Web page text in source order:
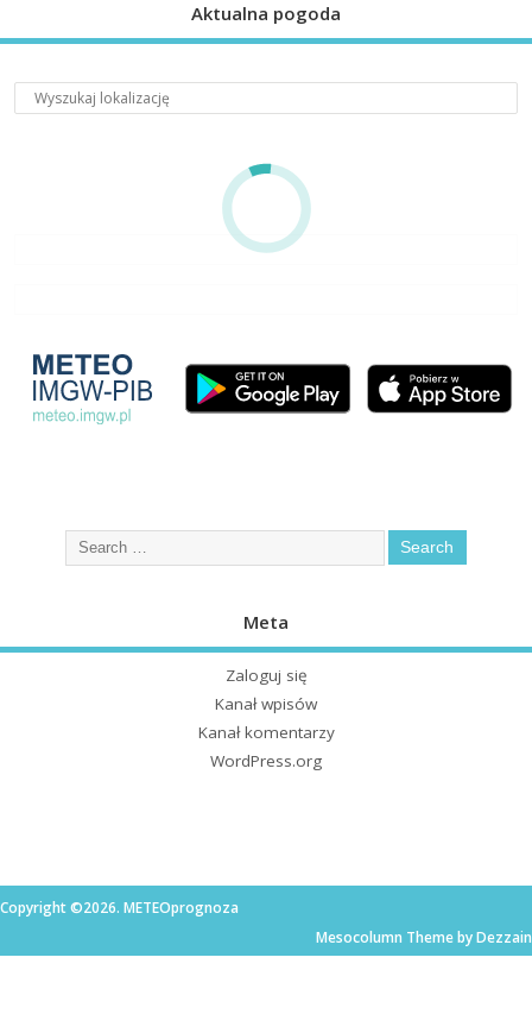
Aktualna pogoda
Meta
Zaloguj się
Kanał wpisów
Kanał komentarzy
WordPress.org
Copyright ©2026. METEOprognoza
Mesocolumn Theme by Dezzain